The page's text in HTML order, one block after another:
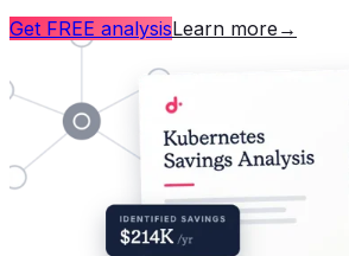
Get FREE analysisLearn more →